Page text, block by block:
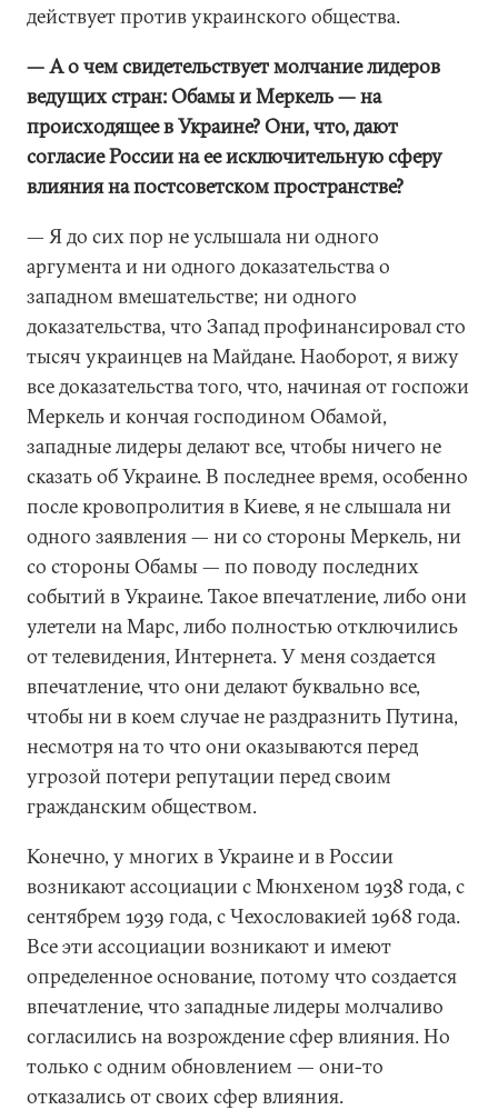
действует против украинского общества.
— А о чем свидетельствует молчание лидеров
ведущих стран: Обамы и Меркель — на
происходящее в Украине? Они, что, дают
согласие России на ее исключительную сферу
влияния на постсоветском пространстве?
— Я до сих пор не услышала ни одного
аргумента и ни одного доказательства о
западном вмешательстве; ни одного
доказательства, что Запад профинансировал сто
тысяч украинцев на Майдане. Наоборот, я вижу
все доказательства того, что, начиная от госпожи
Меркель и кончая господином Обамой,
западные лидеры делают все, чтобы ничего не
сказать об Украине. В последнее время, особенно
после кровопролития в Киеве, я не слышала ни
одного заявления — ни со стороны Меркель, ни
со стороны Обамы — по поводу последних
событий в Украине. Такое впечатление, либо они
улетели на Марс, либо полностью отключились
от телевидения, Интернета. У меня создается
впечатление, что они делают буквально все,
чтобы ни в коем случае не раздразнить Путина,
несмотря на то что они оказываются перед
угрозой потери репутации перед своим
гражданским обществом.
Конечно, у многих в Украине и в России
возникают ассоциации с Мюнхеном 1938 года, с
сентябрем 1939 года, с Чехословакией 1968 года.
Все эти ассоциации возникают и имеют
определенное основание, потому что создается
впечатление, что западные лидеры молчаливо
согласились на возрождение сфер влияния. Но
только с одним обновлением — они-то
отказались от своих сфер влияния.